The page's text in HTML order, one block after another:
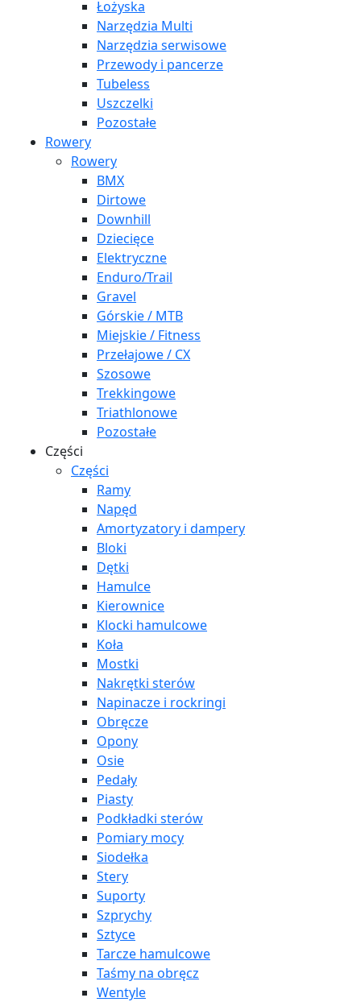
Łożyska
Narzędzia Multi
Narzędzia serwisowe
Przewody i pancerze
Tubeless
Uszczelki
Pozostałe
Rowery
Rowery
BMX
Dirtowe
Downhill
Dziecięce
Elektryczne
Enduro/Trail
Gravel
Górskie / MTB
Miejskie / Fitness
Przełajowe / CX
Szosowe
Trekkingowe
Triathlonowe
Pozostałe
Części
Części
Ramy
Napęd
Amortyzatory i dampery
Bloki
Dętki
Hamulce
Kierownice
Klocki hamulcowe
Koła
Mostki
Nakrętki sterów
Napinacze i rockringi
Obręcze
Opony
Osie
Pedały
Piasty
Podkładki sterów
Pomiary mocy
Siodełka
Stery
Suporty
Szprychy
Sztyce
Tarcze hamulcowe
Taśmy na obręcz
Wentyle